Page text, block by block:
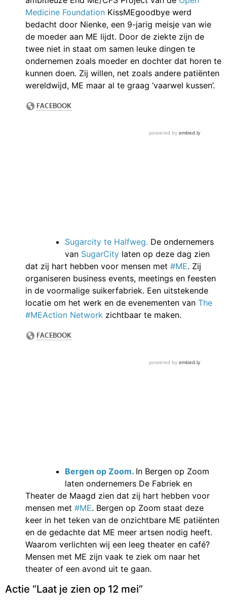
Medicine Foundation KissMEgoodbye werd
bedacht door Nienke, een 9-jarig meisje van wie
de moeder aan ME lijdt. Door de ziekte zijn de
twee niet in staat om samen leuke dingen te
ondernemen zoals moeder en dochter dat horen te
kunnen doen. Zij willen, net zoals andere patiënten
wereldwijd, ME maar al te graag ‘vaarwel kussen’.
Sugarcity te Halfweg. De ondernemers
van SugarCitylaten op deze dag zien
dat zij hart hebben voor mensen met #ME. Zij
organiseren business events, meetings en feesten
in de voormalige suikerfabriek. Een uitstekende
locatie om het werk en de evenementen van The
#MEAction Network zichtbaar te maken.
Bergen op Zoom. In Bergen op Zoom
laten ondernemers De Fabriek en
Theater de Maagd zien dat zij hart hebben voor
mensen met #ME. Bergen op Zoom staat deze
keer in het teken van de onzichtbare ME patiënten
en de gedachte dat ME meer artsen nodig heeft.
Waarom verlichten wij een leeg theater en café?
Mensen met ME zijn vaak te ziek om naar het
theater of een avond uit te gaan.
Actie “Laat je zien op 12 mei”